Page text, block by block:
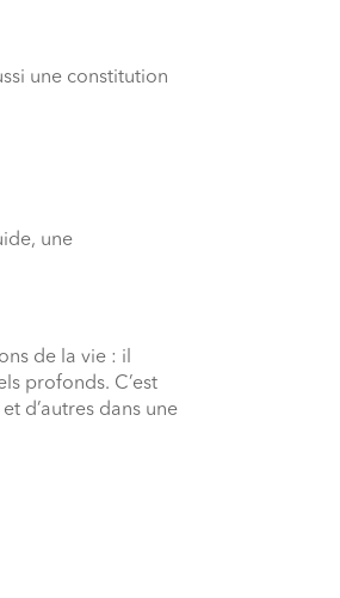
une constitution
une
de la vie : il
profonds. C’est
d’autres dans une